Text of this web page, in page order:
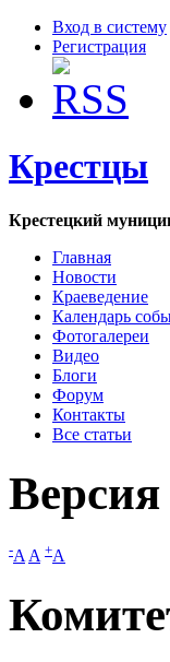
Вход в систему
Регистрация
Крестцы
Крестецкий
Главная
Новости
Краеведение
Календарь
Фотогалереи
Видео
Блоги
Форум
Контакты
Все статьи
-A A +A